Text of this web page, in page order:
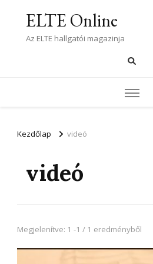
ELTE Online
Az ELTE hallgatói magazinja
Kezdőlap videó
videó
Megjelenítve: 1 -1 / 1 eredményből